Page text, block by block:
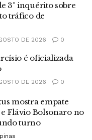
3º inquérito sobre
tráfico de
DE 2026 0
é oficializada
DE 2026 0
mostra empate
Flávio Bolsonaro no
turno